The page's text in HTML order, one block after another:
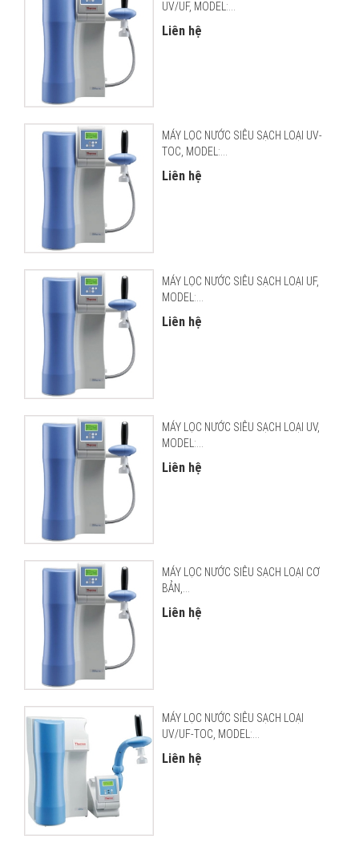
UV/UF, MODEL:...
Liên hệ
MÁY LỌC NƯỚC SIÊU SẠCH LOẠI UV-
TOC, MODEL:...
Liên hệ
MÁY LỌC NƯỚC SIÊU SẠCH LOẠI UF,
MODEL:...
Liên hệ
MÁY LỌC NƯỚC SIÊU SẠCH LOẠI UV,
MODEL:...
Liên hệ
MÁY LỌC NƯỚC SIÊU SẠCH LOẠI CƠ
BẢN,...
Liên hệ
MÁY LỌC NƯỚC SIÊU SẠCH LOẠI
UV/UF-TOC, MODEL:...
Liên hệ